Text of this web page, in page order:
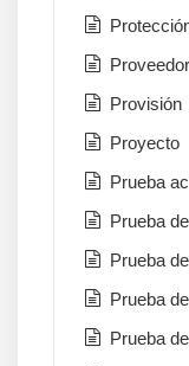
Proveedor
Provisión
Proyecto
Prueba
Prueba
Prueba
Prueba
Prueba